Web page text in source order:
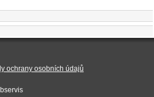
ochrany osobních údajů